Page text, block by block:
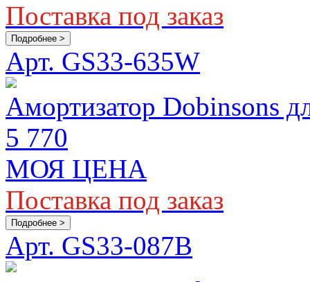
Поставка под заказ
Подробнее >
Арт. GS33-635W
Амортизатор Dobinsons
5 770
МОЯ ЦЕНА
Поставка под заказ
Подробнее >
Арт. GS33-087B